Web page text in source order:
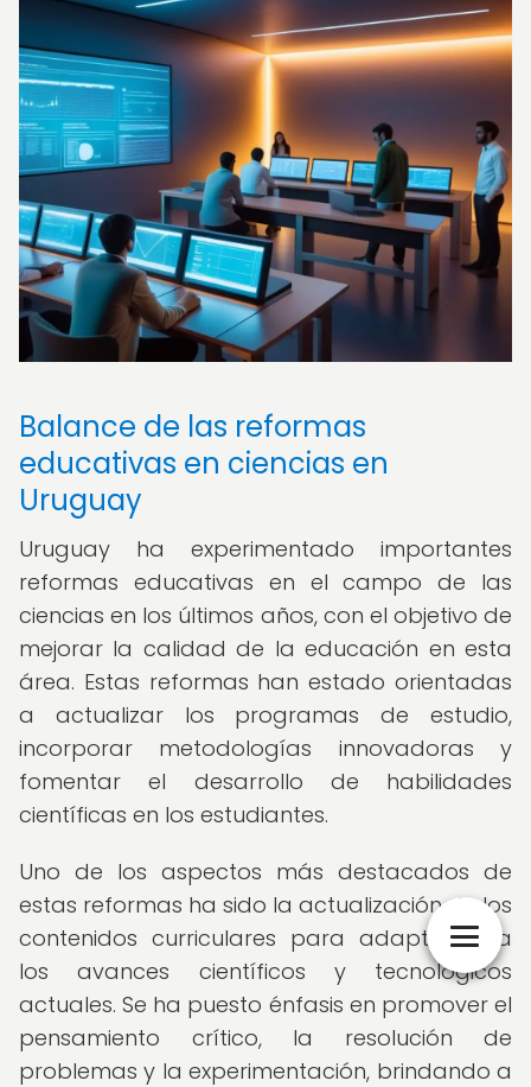
Balance de las reformas
educativas en ciencias en
Uruguay
Uruguay ha experimentado importantes
reformas educativas en el campo de las
ciencias en los últimos años, con el objetivo de
mejorar la calidad de la educación en esta
área. Estas reformas han estado orientadas
a actualizar los programas de estudio,
incorporar metodologías innovadoras y
fomentar el desarrollo de habilidades
científicas en los estudiantes.
Uno de los aspectos más destacados de
estas reformas ha sido la actualización de los
contenidos curriculares para adaptarlos a
los avances científicos y tecnológicos
actuales. Se ha puesto énfasis en promover el
pensamiento crítico, la resolución de
problemas y la experimentación, brindando a